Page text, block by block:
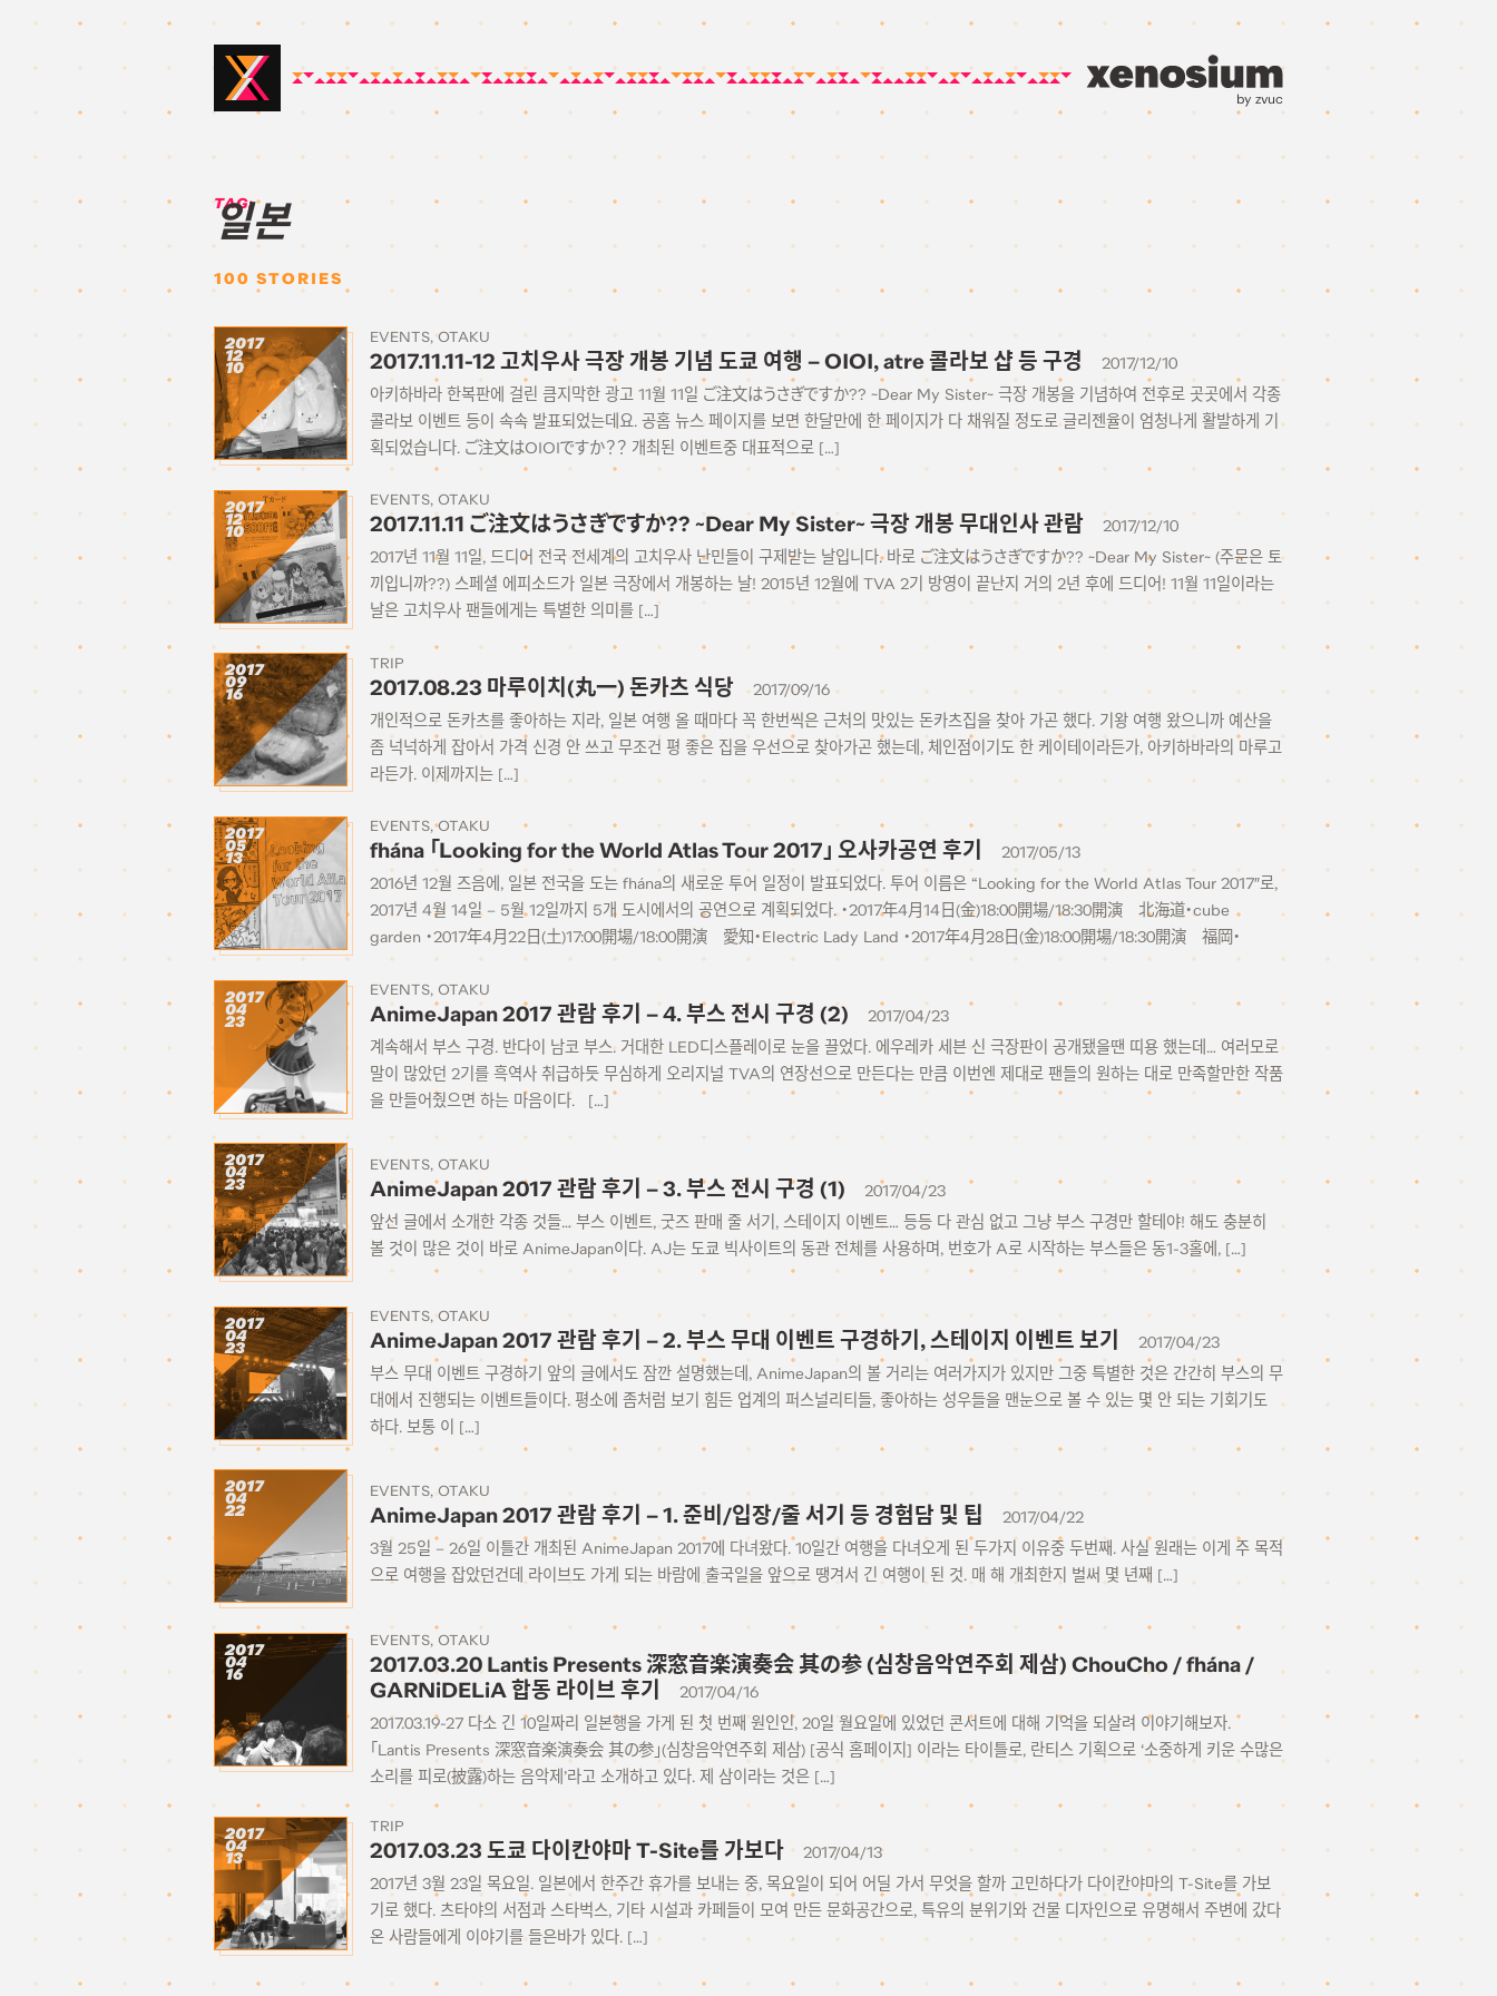
by zvuc
TAG:
일본
100 STORIES
2017
12
10
EVENTS OTAKU
2017.11.11-12 고치우사 극장 개봉 기념 도쿄 여행 – OIOI, atre 콜라보 샵 등 구경
2017/12/10
아키하바라 한복판에 걸린 큼지막한 광고 11월 11일 ご注文はうさぎですか?? ~Dear My Sister~ 극장 개봉을 기념하여 전후로 곳곳에서 각종
콜라보 이벤트 등이 속속 발표되었는데요. 공홈 뉴스 페이지를 보면 한달만에 한 페이지가 다 채워질 정도로 글리젠율이 엄청나게 활발하게 기
획되었습니다. ご注文はOIOIですか？？ 개최된 이벤트중 대표적으로 […]
2017
12
10
EVENTS OTAKU
2017.11.11 ご注文はうさぎですか?? ~Dear My Sister~ 극장 개봉 무대인사 관람
2017/12/10
2017년 11월 11일, 드디어 전국 전세계의 고치우사 난민들이 구제받는 날입니다. 바로 ご注文はうさぎですか?? ~Dear My Sister~ (주문은 토
끼입니까??) 스페셜 에피소드가 일본 극장에서 개봉하는 날! 2015년 12월에 TVA 2기 방영이 끝난지 거의 2년 후에 드디어! 11월 11일이라는
날은 고치우사 팬들에게는 특별한 의미를 […]
2017
09
16
TRIP
2017.08.23 마루이치(丸一) 돈카츠 식당
2017/09/16
개인적으로 돈카츠를 좋아하는 지라, 일본 여행 올 때마다 꼭 한번씩은 근처의 맛있는 돈카츠집을 찾아 가곤 했다. 기왕 여행 왔으니까 예산을
좀 넉넉하게 잡아서 가격 신경 안 쓰고 무조건 평 좋은 집을 우선으로 찾아가곤 했는데, 체인점이기도 한 케이테이라든가, 아키하바라의 마루고
라든가. 이제까지는 […]
2017
05
13
EVENTS OTAKU
fhána 「Looking for the World Atlas Tour 2017」 오사카공연 후기
2017/05/13
2016년 12월 즈음에, 일본 전국을 도는 fhána의 새로운 투어 일정이 발표되었다. 투어 이름은 “Looking for the World Atlas Tour 2017″로,
2017년 4월 14일 – 5월 12일까지 5개 도시에서의 공연으로 계획되었다. ・2017年4月14日(金)18:00開場/18:30開演 北海道・cube
garden ・2017年4月22日(土)17:00開場/18:00開演 愛知・Electric Lady Land ・2017年4月28日(金)18:00開場/18:30開演 福岡・
DRUM Be-1 ・2017年5月6日(土)17:00開場/18:00開演 大阪・なんばHatch ・2017年5月12日(金)18:00開場/19:00開演 東京・Zepp
DiverCity（TOKYO） […]
2017
04
23
EVENTS OTAKU
AnimeJapan 2017 관람 후기 – 4. 부스 전시 구경 (2)
2017/04/23
계속해서 부스 구경. 반다이 남코 부스. 거대한 LED디스플레이로 눈을 끌었다. 에우레카 세븐 신 극장판이 공개됐을땐 띠용 했는데… 여러모로
말이 많았던 2기를 흑역사 취급하듯 무심하게 오리지널 TVA의 연장선으로 만든다는 만큼 이번엔 제대로 팬들의 원하는 대로 만족할만한 작품
을 만들어줬으면 하는 마음이다. […]
2017
04
23
EVENTS OTAKU
AnimeJapan 2017 관람 후기 – 3. 부스 전시 구경 (1)
2017/04/23
앞선 글에서 소개한 각종 것들… 부스 이벤트, 굿즈 판매 줄 서기, 스테이지 이벤트… 등등 다 관심 없고 그냥 부스 구경만 할테야! 해도 충분히
볼 것이 많은 것이 바로 AnimeJapan이다. AJ는 도쿄 빅사이트의 동관 전체를 사용하며, 번호가 A로 시작하는 부스들은 동1-3홀에, […]
2017
04
23
EVENTS OTAKU
AnimeJapan 2017 관람 후기 – 2. 부스 무대 이벤트 구경하기, 스테이지 이벤트 보기
2017/04/23
부스 무대 이벤트 구경하기 앞의 글에서도 잠깐 설명했는데, AnimeJapan의 볼 거리는 여러가지가 있지만 그중 특별한 것은 간간히 부스의 무
대에서 진행되는 이벤트들이다. 평소에 좀처럼 보기 힘든 업계의 퍼스널리티들, 좋아하는 성우들을 맨눈으로 볼 수 있는 몇 안 되는 기회기도
하다. 보통 이 […]
2017
04
22
EVENTS OTAKU
AnimeJapan 2017 관람 후기 – 1. 준비/입장/줄 서기 등 경험담 및 팁
2017/04/22
3월 25일 – 26일 이틀간 개최된 AnimeJapan 2017에 다녀왔다. 10일간 여행을 다녀오게 된 두가지 이유중 두번째. 사실 원래는 이게 주 목적
으로 여행을 잡았던건데 라이브도 가게 되는 바람에 출국일을 앞으로 땡겨서 긴 여행이 된 것. 매 해 개최한지 벌써 몇 년째 […]
2017
04
16
EVENTS OTAKU
2017.03.20 Lantis Presents 深窓音楽演奏会 其の参 (심창음악연주회 제삼) ChouCho / fhána /
GARNiDELiA 합동 라이브 후기
2017/04/16
2017.03.19-27 다소 긴 10일짜리 일본행을 가게 된 첫 번째 원인인, 20일 월요일에 있었던 콘서트에 대해 기억을 되살려 이야기해보자.
「Lantis Presents 深窓音楽演奏会 其の参」(심창음악연주회 제삼) [공식 홈페이지] 이라는 타이틀로, 란티스 기획으로 ‘소중하게 키운 수많은
소리를 피로(披露)하는 음악제’라고 소개하고 있다. 제 삼이라는 것은 […]
2017
04
13
TRIP
2017.03.23 도쿄 다이칸야마 T-Site를 가보다
2017/04/13
2017년 3월 23일 목요일. 일본에서 한주간 휴가를 보내는 중, 목요일이 되어 어딜 가서 무엇을 할까 고민하다가 다이칸야마의 T-Site를 가보
기로 했다. 츠타야의 서점과 스타벅스, 기타 시설과 카페들이 모여 만든 문화공간으로, 특유의 분위기와 건물 디자인으로 유명해서 주변에 갔다
온 사람들에게 이야기를 들은바가 있다. […]